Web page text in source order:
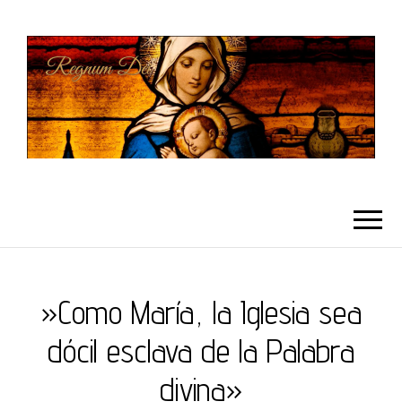
»Como María, la Iglesia sea
dócil esclava de la Palabra
divina»